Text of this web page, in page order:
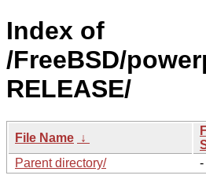
Index of
/FreeBSD/
RELEASE/
File Name ↓
Parent directory/
-